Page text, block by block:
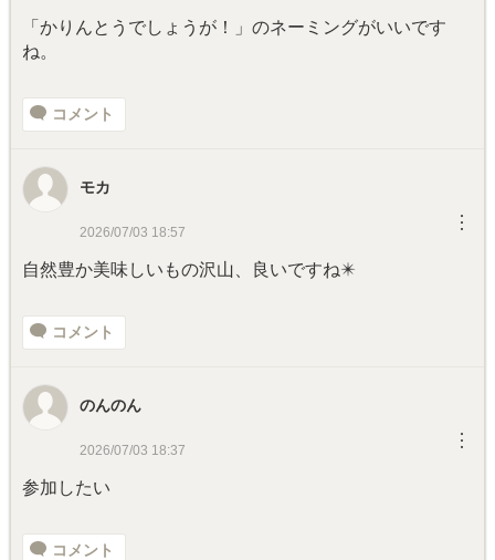
「かりんとうでしょうが！」のネーミングがいいです
ね。
コメント
モカ
2026/07/03 18:57 ︙
自然豊か美味しいもの沢山、良いですね✴️
コメント
のんのん
2026/07/03 18:37 ︙
参加したい
コメント